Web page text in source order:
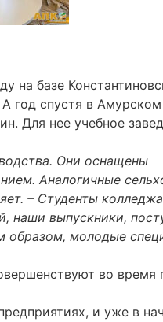
на базе
год спустя в
Для нее учебное
Они оснащены
Аналогичные
– Студенты
наши выпускники,
образом, молодые
во время
и уже в